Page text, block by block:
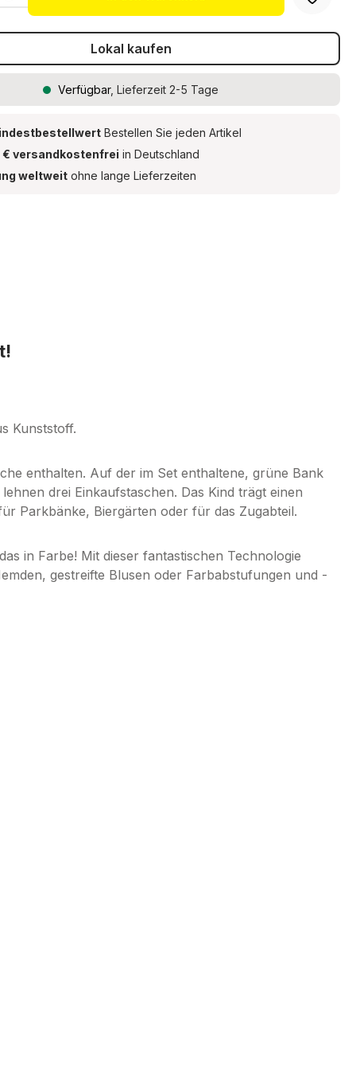
Lokal kaufen
Verfügbar, Lieferzeit 2-5 Tage
Bestellen Sie jeden Artikel
€ versandkostenfrei in Deutschland
weltweit ohne lange Lieferzeiten
Kunststoff.
enthalten. Auf der im Set enthaltene, grüne Bank
drei Einkaufstaschen. Das Kind trägt einen
Parkbänke, Biergärten oder für das Zugabteil.
in Farbe! Mit dieser fantastischen Technologie
gestreifte Blusen oder Farbabstufungen und -